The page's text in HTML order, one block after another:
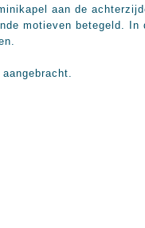
aan de
motieven betegeld. In